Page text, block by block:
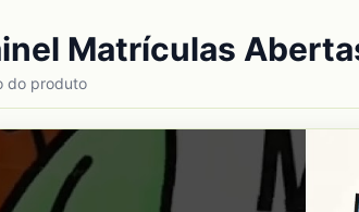
Matrículas
do produto